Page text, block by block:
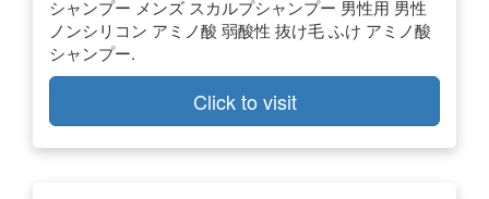
シャンプー メンズ スカルプシャンプー 男性用 男性
ノンシリコン アミノ酸 弱酸性 抜け毛 ふけ アミノ酸
シャンプー.
Click to visit